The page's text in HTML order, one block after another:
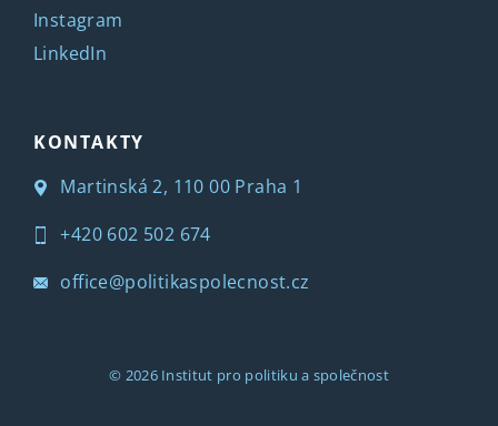
Instagram
LinkedIn
KONTAKTY
Martinská 2, 110 00 Praha 1
+420 602 502 674
office@politikaspolecnost.cz
© 2026 Institut pro politiku a společnost